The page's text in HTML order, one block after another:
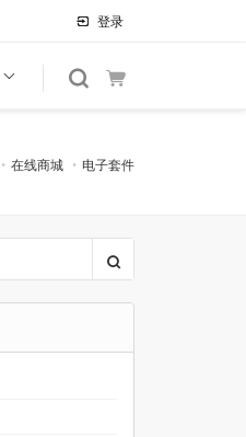
登录
在线商城 电子套件